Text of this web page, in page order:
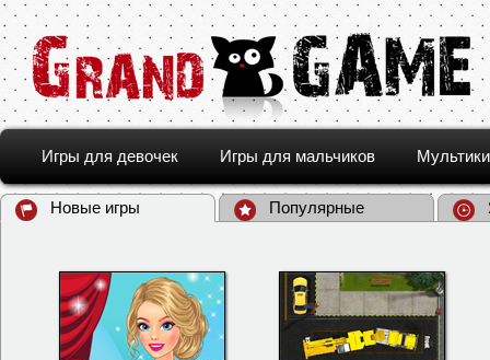
Игры для девочек Игры для мальчиков Мультики
Новые игры Популярные